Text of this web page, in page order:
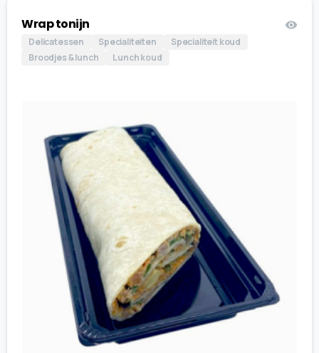
Wrap tonijn
Delicatessen Specialiteiten
Specialiteit koud
Broodjes & lunch
Lunch koud